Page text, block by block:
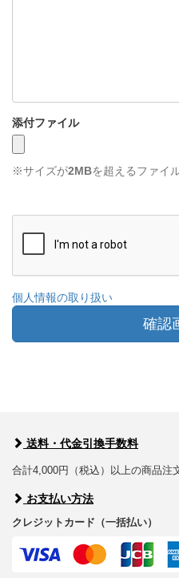
添付ファイル
※サイズが2MBを超えるファイ
個人情報の取り扱い
確認
送料・代金引換手数料
合計4,000円（税込）以上の商品注
お支払い方法
クレジットカード（一括払い）